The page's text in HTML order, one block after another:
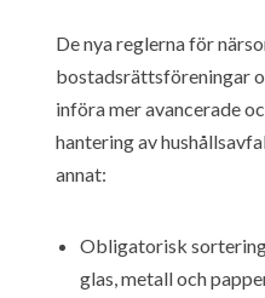
De nya reglerna för
bostadsrättsföreningar
införa mer avancerade
hantering av
annat:
Obligatorisk
glas, metall och